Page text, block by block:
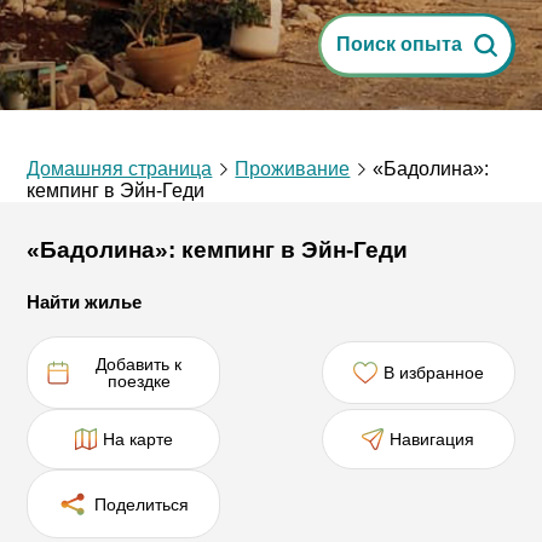
Поиск опыта
Домашняя страница Проживание
«Бадолина»:
кемпинг в Эйн-Геди
«Бадолина»: кемпинг в Эйн-Геди
Найти жилье
Добавить к
поездке
В избранное
На карте Навигация
Поделиться